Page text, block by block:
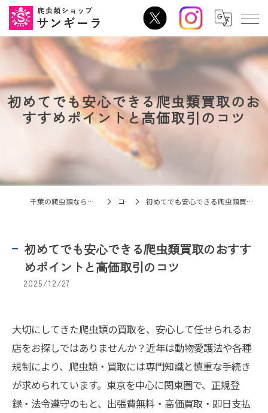
初めてでも安心できる爬虫類買取のお
すすめポイントと高価取引のコツ
千葉の爬虫類なら爬虫類ショップ サンギーラ コラム 初めてでも安心できる爬虫類買取のおすすめポイントと高価取引のコツ
初めてでも安心できる爬虫類買取のおすす
めポイントと高価取引のコツ
2025/12/27
大切にしてきた爬虫類の買取を、安心して任せられるお
店をお探しではありませんか？近年は動物愛護法や各種
規制により、爬虫類・買取には専門知識と慎重な手続き
が求められています。東京を中心に関東圏で、正規登
録・法令遵守のもと、出張費無料・高価買取・即日支払